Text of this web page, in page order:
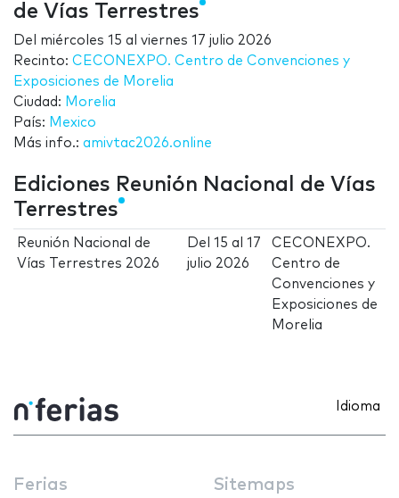
de Vías Terrestres
Del miércoles 15 al viernes 17 julio 2026
Recinto: CECONEXPO. Centro de Convenciones y
Exposiciones de Morelia
Ciudad: Morelia
País: Mexico
Más info.: amivtac2026.online
Ediciones Reunión Nacional de Vías
Terrestres
Reunión Nacional de
Vías Terrestres 2026
Del15 al17
julio 2026
CECONEXPO.
Centro de
Convenciones y
Exposiciones de
Morelia
Idioma
Ferias Sitemaps